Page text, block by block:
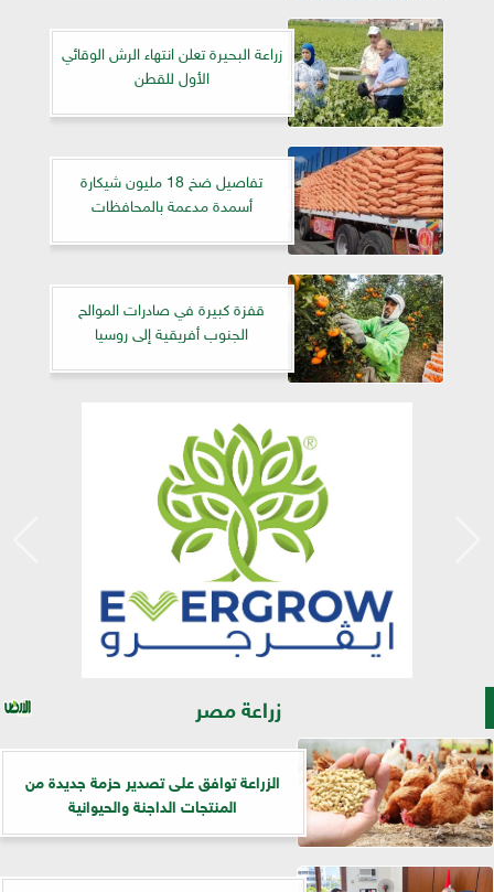
زراعة البحيرة تعلن انتهاء الرش الوقائي
الأول للقطن
تفاصيل ضخ 18 مليون شيكارة
أسمدة مدعمة بالمحافظات
قفزة كبيرة في صادرات الموالح
الجنوب أفريقية إلى روسيا
زراعة مصر
الزراعة توافق على تصدير حزمة جديدة من
المنتجات الداجنة والحيوانية